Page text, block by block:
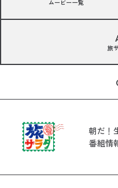
ムービー一覧
旅
朝だ！
番組情